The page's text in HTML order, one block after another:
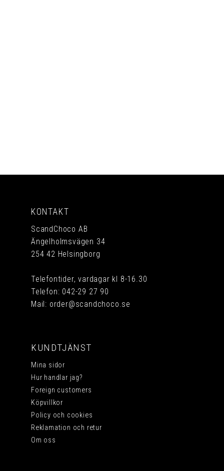
KONTAKT
ScandChoco AB
Ängelholmsvägen 34
254 42 Helsingborg
Telefontider, vardagar kl 8-16.30
Telefon: 042-29 27 90
Mail: order@scandchoco.se
KUNDTJÄNST
Mina sidor
Hur handlar jag?
Foreign customers
Köpvillkor
Policy och cookies
Reklamation och retur
Om oss